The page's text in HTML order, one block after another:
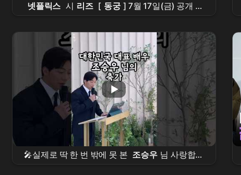
넷플릭스 시 리즈 [ 동궁 ] 7월 17일(금) 공개 확
정 | 남주혁 Nam Joohyuk, 노윤서 , Roh
🎤실제로 딱 한 번 밖에 못 본 조승우 님 사랑합니
다✨.#결혼식 #결혼식사회자 #웨딩 #사회자 #진